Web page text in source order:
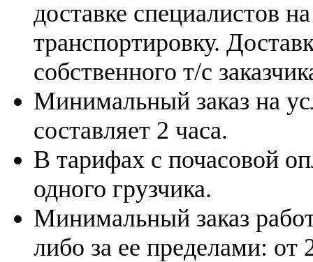
доставке специалистов
транспортировку.
собственного т/с
Минимальный заказ на
составляет 2 часа.
В тарифах с почасовой
одного грузчика.
Минимальный заказ
либо за ее пределами: от